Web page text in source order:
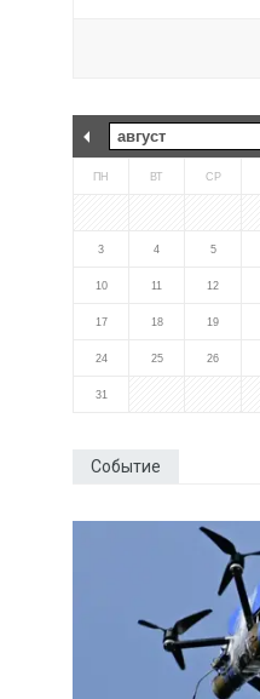
ПН ВТ СР
3 4 5
10 11 12
17 18 19
24 25 26
31
Событие